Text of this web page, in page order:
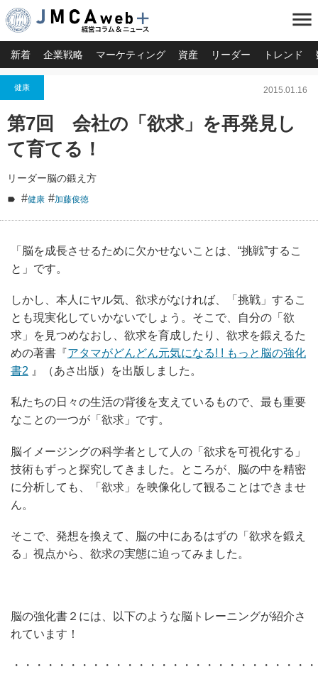
menu
新着 企業戦略 マーケティング 資産 リーダー トレンド
健康 2015.01.16
第7回 会社の「欲求」を再発見し
て育てる！
リーダー脳の鍛え方
#健康 #加藤俊徳
「脳を成長させるために欠かせないことは、“挑戦”するこ
と」です。
しかし、本人にヤル気、欲求がなければ、「挑戦」するこ
とも現実化していかないでしょう。そこで、自分の「欲
求」を見つめなおし、欲求を育成したり、欲求を鍛えるた
めの著書『アタマがどんどん元気になる! ! もっと脳の強化
書2 』（あさ出版）を出版しました。
私たちの日々の生活の背後を支えているもので、最も重要
なことの一つが「欲求」です。
脳イメージングの科学者として人の「欲求を可視化する」
技術もずっと探究してきました。ところが、脳の中を精密
に分析しても、「欲求」を映像化して観ることはできませ
ん。
そこで、発想を換えて、脳の中にあるはずの「欲求を鍛え
る」視点から、欲求の実態に迫ってみました。
脳の強化書２には、以下のような脳トレーニングが紹介さ
れています！
・・・・・・・・・・・・・・・・・・・・・・・・・・